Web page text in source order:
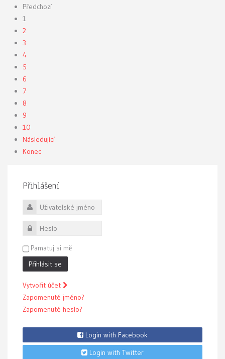
Předchozí
1
2
3
4
5
6
7
8
9
10
Následující
Konec
Přihlášení
Uživatelské jméno
Heslo
Pamatuj si mě
Přihlásit se
Vytvořit účet
Zapomenuté jméno?
Zapomenuté heslo?
Login with Facebook
Login with Twitter